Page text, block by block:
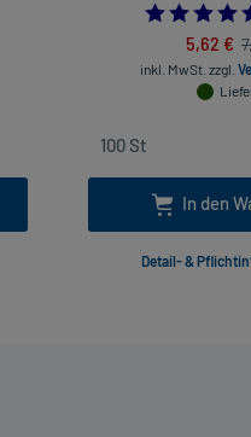
5,62 €
inkl. MwSt. zzgl.
In den
Detail- &